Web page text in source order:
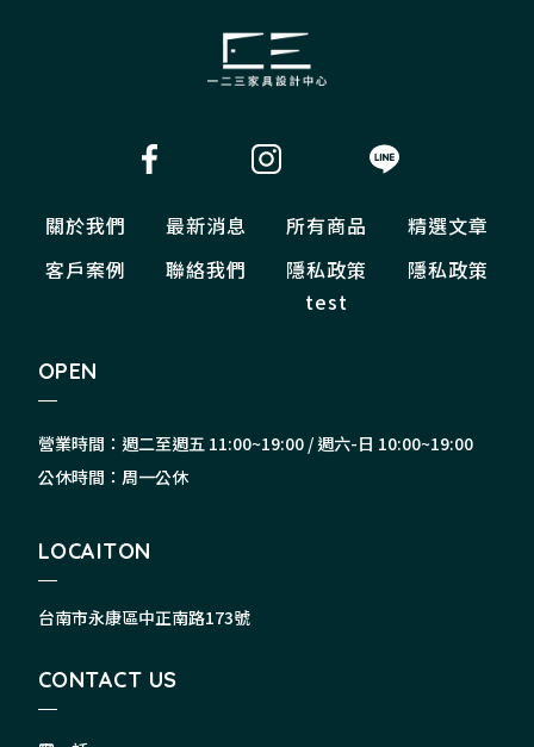
關於我們 最新消息 所有商品
精選文章
客戶案例
聯絡我們
隱私政策
test
隱私政策
OPEN
營業時間：週二至週五 11:00~19:00 / 週六-日 10:00~19:00
公休時間：周一公休
LOCAITON
台南市永康區中正南路173號
CONTACT US